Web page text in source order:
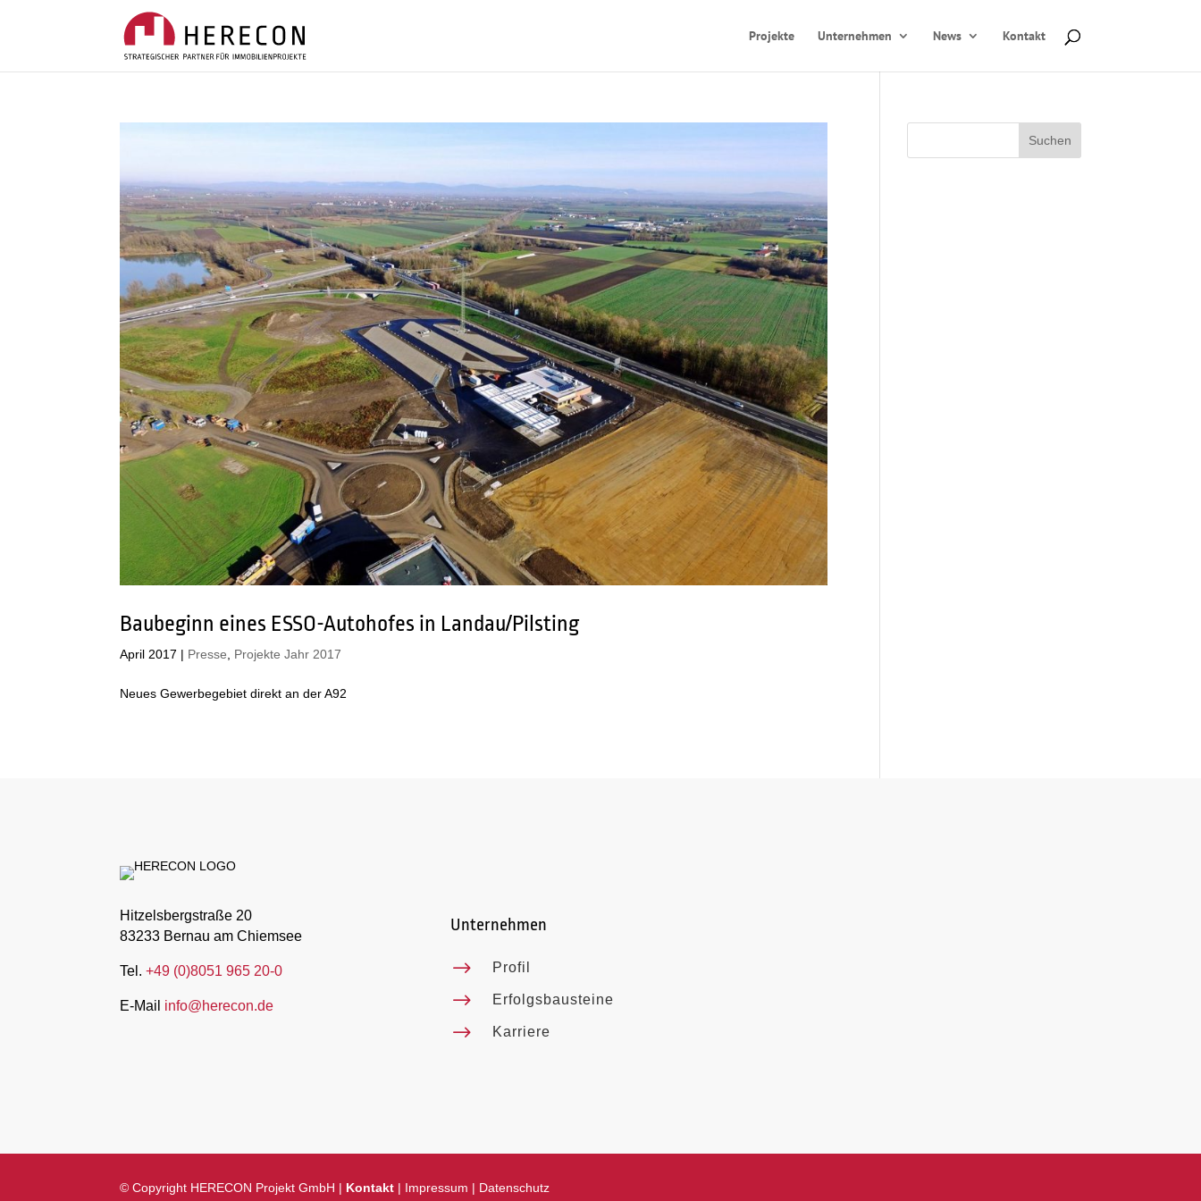
Projekte Unternehmen News Kontakt
Baubeginn eines ESSO-Autohofes in Landau/Pilsting
April 2017 | Presse Projekte Jahr 2017
Neues Gewerbegebiet direkt an der A92
Hitzelsbergstraße 20
83233 Bernau am Chiemsee
Tel.+49 (0)8051 965 20-0
E-Mail info@herecon.de
Unternehmen
$ Profil
$ Erfolgsbausteine
$ Karriere
© Copyright HERECON Projekt GmbH | Kontakt | Impressum | Datenschutz